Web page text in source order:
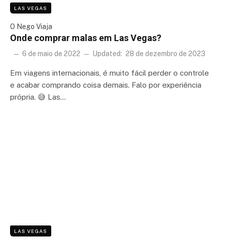
LAS VEGAS
O Nego Viaja
Onde comprar malas em Las Vegas?
6 de maio de 2022 Updated: 28 de dezembro de 2023
Em viagens internacionais, é muito fácil perder o controle
e acabar comprando coisa demais. Falo por experiência
própria. 😅 Las…
LAS VEGAS